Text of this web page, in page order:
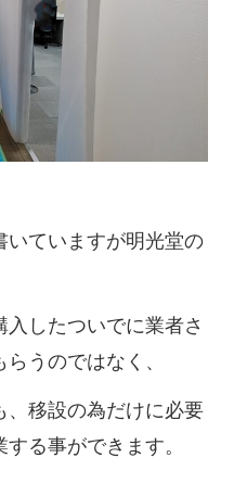
いていますが明光堂の
したついでに業者さ
うのではなく、
、移設の為だけに必要
る事ができます。